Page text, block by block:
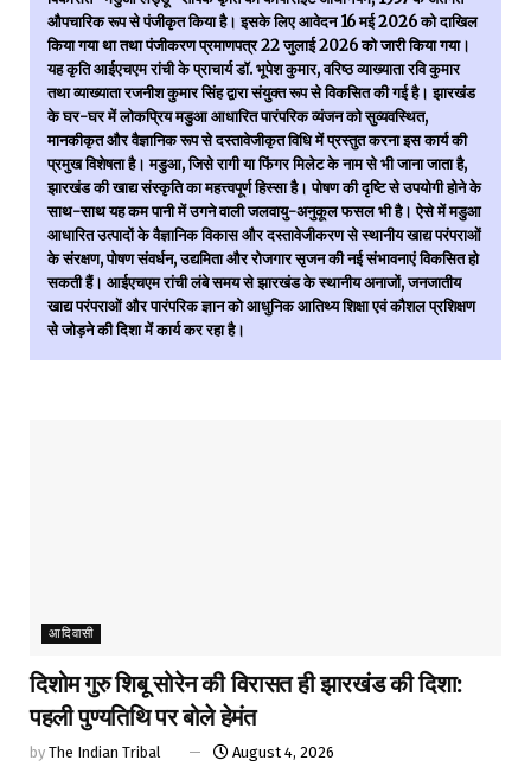
औपचारिक रूप से पंजीकृत किया है। इसके लिए आवेदन 16 मई 2026 को दाखिल
किया गया था तथा पंजीकरण प्रमाणपत्र 22 जुलाई 2026 को जारी किया गया।
यह कृति आईएचएम रांची के प्राचार्य डॉ. भूपेश कुमार, वरिष्ठ व्याख्याता रवि कुमार
तथा व्याख्याता रजनीश कुमार सिंह द्वारा संयुक्त रूप से विकसित की गई है। झारखंड
के घर-घर में लोकप्रिय मडुआ आधारित पारंपरिक व्यंजन को सुव्यवस्थित,
मानकीकृत और वैज्ञानिक रूप से दस्तावेजीकृत विधि में प्रस्तुत करना इस कार्य की
प्रमुख विशेषता है। मडुआ, जिसे रागी या फिंगर मिलेट के नाम से भी जाना जाता है,
झारखंड की खाद्य संस्कृति का महत्त्वपूर्ण हिस्सा है। पोषण की दृष्टि से उपयोगी होने के
साथ-साथ यह कम पानी में उगने वाली जलवायु-अनुकूल फसल भी है। ऐसे में मडुआ
आधारित उत्पादों के वैज्ञानिक विकास और दस्तावेजीकरण से स्थानीय खाद्य परंपराओं
के संरक्षण, पोषण संवर्धन, उद्यमिता और रोजगार सृजन की नई संभावनाएं विकसित हो
सकती हैं। आईएचएम रांची लंबे समय से झारखंड के स्थानीय अनाजों, जनजातीय
खाद्य परंपराओं और पारंपरिक ज्ञान को आधुनिक आतिथ्य शिक्षा एवं कौशल प्रशिक्षण
से जोड़ने की दिशा में कार्य कर रहा है।
आदिवासी
दिशोम गुरु शिबू सोरेन की विरासत ही झारखंड की दिशा:
पहली पुण्यतिथि पर बोले हेमंत
by The Indian Tribal August 4, 2026